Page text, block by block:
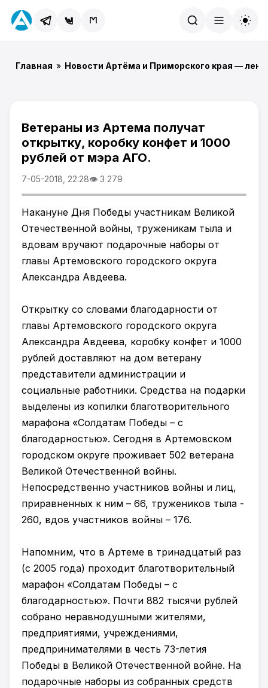
Главная » Новости Артёма и Приморского края —
Ветераны из Артема получат
открытку, коробку конфет и 1000
рублей от мэра АГО.
7-05-2018, 22:28👁 3 279
Накануне Дня Победы участникам Великой
Отечественной войны, труженикам тыла и
вдовам вручают подарочные наборы от
главы Артемовского городского округа
Александра Авдеева.
Открытку со словами благодарности от
главы Артемовского городского округа
Александра Авдеева, коробку конфет и 1000
рублей доставляют на дом ветерану
представители администрации и
социальные работники. Средства на подарки
выделены из копилки благотворительного
марафона «Солдатам Победы – с
благодарностью». Сегодня в Артемовском
городском округе проживает 502 ветерана
Великой Отечественной войны.
Непосредственно участников войны и лиц,
приравненных к ним – 66, тружеников тыла -
260, вдов участников войны – 176.
Напомним, что в Артеме в тринадцатый раз
(с 2005 года) проходит благотворительный
марафон «Солдатам Победы – с
благодарностью». Почти 882 тысячи рублей
собрано неравнодушными жителями,
предприятиями, учреждениями,
предпринимателями в честь 73-летия
Победы в Великой Отечественной войне. На
подарочные наборы из собранных средств